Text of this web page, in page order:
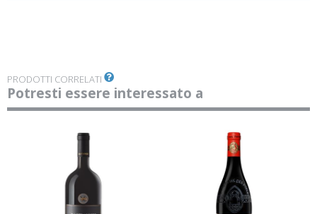
PRODOTTI CORRELATI
Potresti essere interessato a